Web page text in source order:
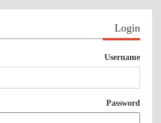
Login
Username
Password